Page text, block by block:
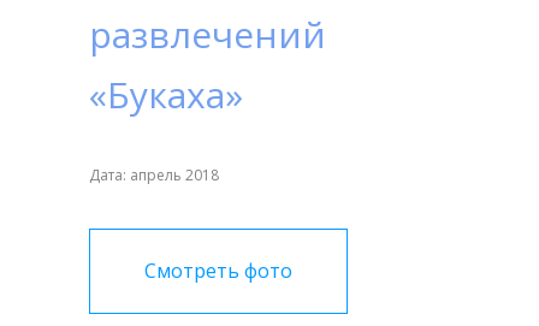
развлечений
«Букаха»
Дата: апрель 2018
Смотреть фото